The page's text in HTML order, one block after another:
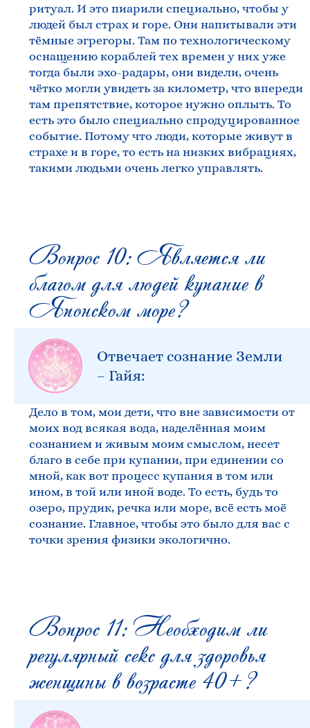
ритуал. И это пиарили специально, чтобы у
людей был страх и горе. Они напитывали эти
тёмные эгрегоры. Там по технологическому
оснащению кораблей тех времен у них уже
тогда были эхо-радары, они видели, очень
чётко могли увидеть за километр, что впереди
там препятствие, которое нужно оплыть. То
есть это было специально спродуцированное
событие. Потому что люди, которые живут в
страхе и в горе, то есть на низких вибрациях,
такими людьми очень легко управлять.
Вопрос 10: Является ли
благом для людей купание в
Японском море?
Отвечает сознание Земли
– Гайя:
Дело в том, мои дети, что вне зависимости от
моих вод всякая вода, наделённая моим
сознанием и живым моим смыслом, несет
благо в себе при купании, при единении со
мной, как вот процесс купания в том или
ином, в той или иной воде. То есть, будь то
озеро, прудик, речка или море, всё есть моё
сознание. Главное, чтобы это было для вас с
точки зрения физики экологично.
Вопрос 11: Необходим ли
регулярный секс для здоровья
женщины в возрасте 40+?